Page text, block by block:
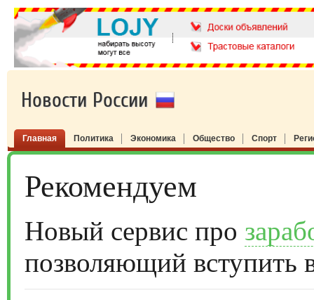
Новости России
Главная Политика Экономика Общество Спорт
Рекомендуем
Новый сервис про
позволяющий вступить